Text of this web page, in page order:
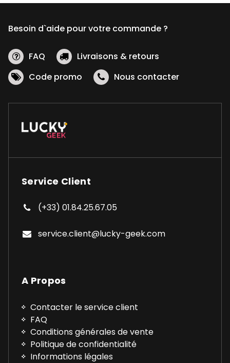
Besoin d`aide pour votre commande ?
FAQ
Livraisons & retours
Code promo
Nous contacter
Service Client
(+33) 01.84.25.67.05
service.client@lucky-geek.com
A Propos
Contacter le service client
FAQ
Conditions générales de vente
Politique de confidentialité
Informations légales